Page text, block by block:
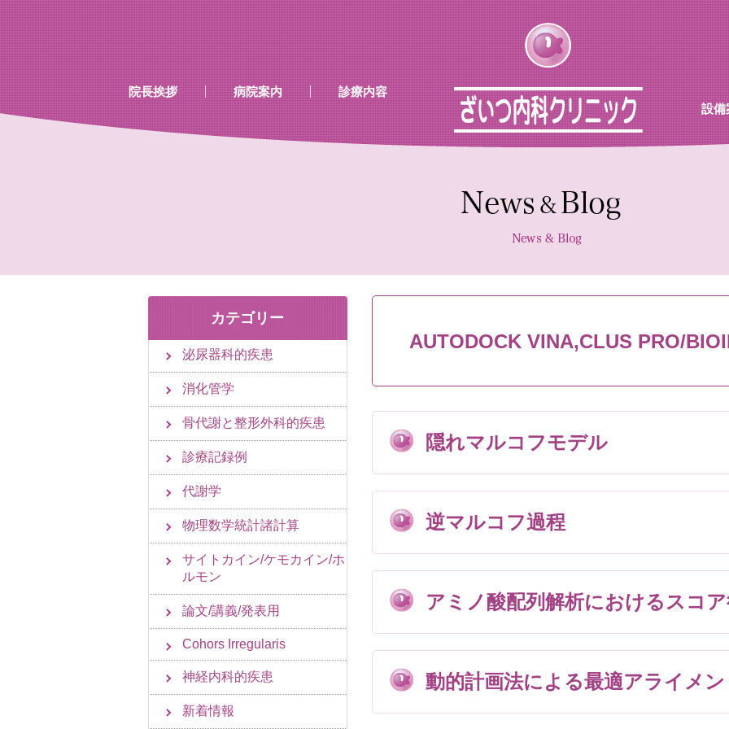
院長挨拶
病院案内
診療時間
当院で行える検診
当院で取り扱いのあるワクチン
診療内容
設備
待合
診察室
採血機
エコー
レント
…既存のコード……既存のコード…
AUTODOCK VINA,CLUS PRO/
隠れマルコフモデル
逆マルコフ過程
アミノ酸配列解析におけるスコ
動的計画法による最適アライメ
カテゴリー
泌尿器科的疾患
消化管学
骨代謝と整形外科的疾患
診療記録例
代謝学
物理数学統計諸計算
サイトカイン/ケモカイン/ホ
ルモン
論文/講義/発表用
Cohors Irregularis
神経内科的疾患
新着情報